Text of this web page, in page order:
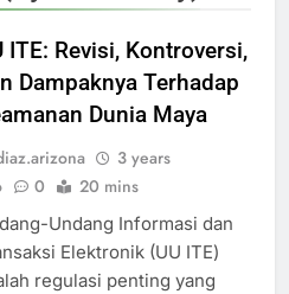
ITE: Revisi, Kontroversi,
Dampaknya Terhadap
Dunia Maya
3 years
0 20 mins
Undang Informasi dan
Elektronik (UU ITE)
regulasi penting yang